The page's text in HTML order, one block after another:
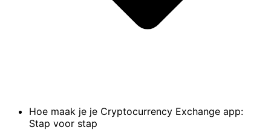
Hoe maak je je Cryptocurrency Exchange app:
Stap voor stap